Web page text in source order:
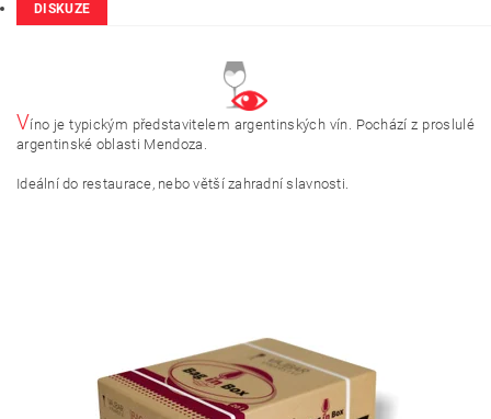
DISKUZE
Víno je typickým představitelem argentinských vín. Pochází z proslulé
argentinské oblasti Mendoza.
Ideální do restaurace, nebo větší zahradní slavnosti.